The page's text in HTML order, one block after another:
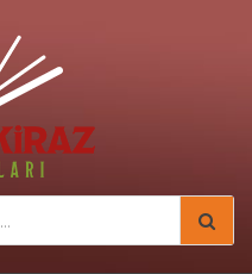
Özer Kiraz kitaplarının resmi satış